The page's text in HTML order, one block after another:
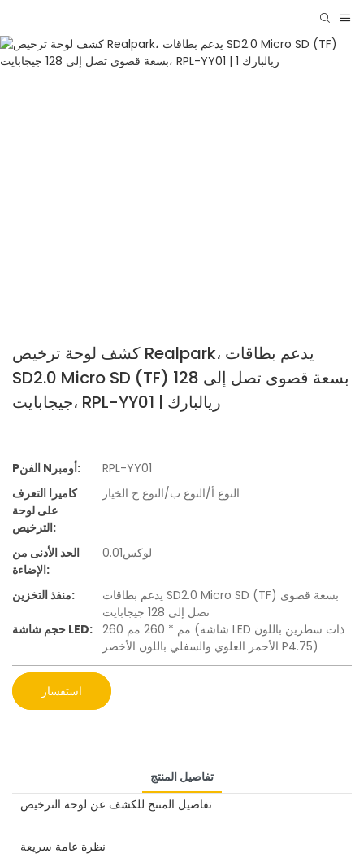
كشف لوحة ترخيص Realpark، يدعم بطاقات
SD2.0 Micro SD (TF) بسعة قصوى تصل إلى 128
جيجابايت، RPL-YY01 | ريالبارك
Pالفن Nأومبر:
RPL-YY01
كاميرا التعرف
على لوحة
الترخيص:
النوع أ/النوع ب/النوع ج الخيار
الحد الأدنى من
الإضاءة:
لوكس0.01
منفذ التخزين:
يدعم بطاقات SD2.0 Micro SD (TF) بسعة قصوى
تصل إلى 128 جيجابايت
حجم شاشة LED: 260 مم * 260 مم (شاشة LED ذات سطرين باللون
الأحمر العلوي والسفلي باللون الأخضر P4.75)
استفسار
تفاصيل المنتج
تفاصيل المنتج للكشف عن لوحة الترخيص
نظرة عامة سريعة